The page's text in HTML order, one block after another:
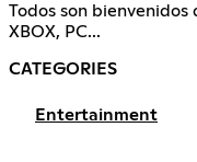
Todos son bienvenidos
XBOX, PC...
CATEGORIES
Entertainment